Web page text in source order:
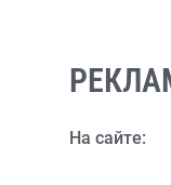
На сайте: